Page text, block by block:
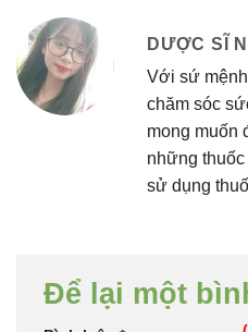
DƯỢC SĨ
Với sứ
chăm sóc
mong muốn
những
sử dụng
Để lại một